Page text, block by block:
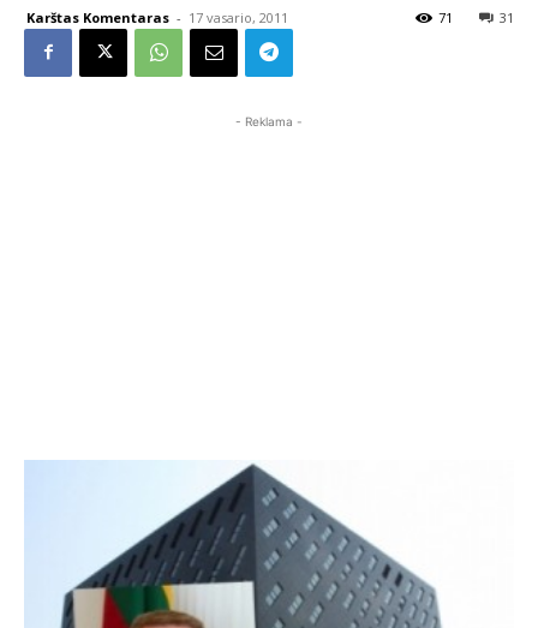
Karštas Komentaras - 17 vasario, 2011 31
71
- Reklama -